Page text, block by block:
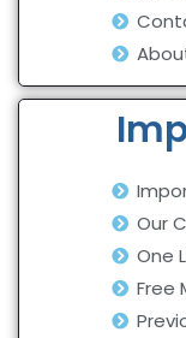
Our
One
Free